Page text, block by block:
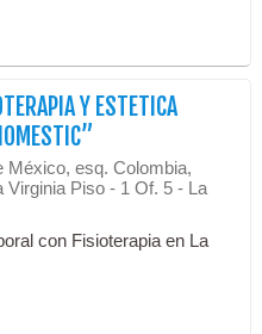
Y ESTETICA
México, esq. Colombia,
Virginia Piso - 1 Of. 5 - La
con Fisioterapia en La